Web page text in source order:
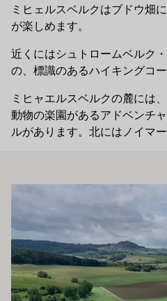
ミヒェルスベルクはブドウ畑
が楽しめます。
近くにはシュトロームベルク
の、標識のあるハイキングコー
ミヒャエルスベルクの麓には
動物の楽園があるアドベンチ
ルがあります。北にはノイマ
お勧めです